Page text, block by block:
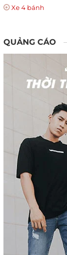
Xe 4 bánh
QUẢNG CÁO